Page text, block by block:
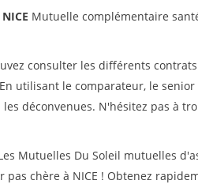
Mutuelle complémentaire
consulter les différents
utilisant le comparateur, le senior
déconvenues. N'hésitez pas à
Mutuelles Du Soleil mutuelles
pas chère à NICE ! Obtenez